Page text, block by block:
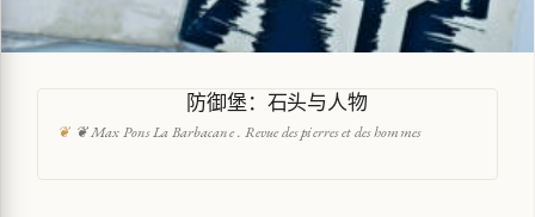
防御堡：石头与人物
❦ Max Pons La Barbacane . Revue des pierres et des hommes